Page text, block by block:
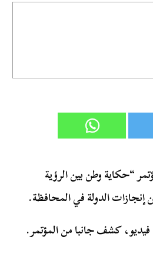
“حكاية وطن بين الرؤية
الدولة في المحافظة.
كشف جانبا من المؤتمر.